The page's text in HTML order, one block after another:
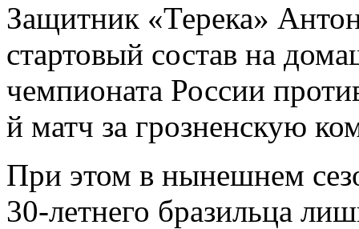
Защитник «Терека»
стартовый состав на
чемпионата России
й матч за грозненскую
При этом в нынешнем
30-летнего бразильца